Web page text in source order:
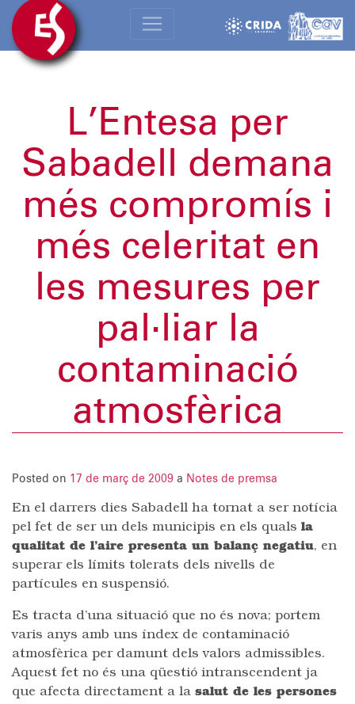
L’Entesa per
Sabadell demana
més compromís i
més celeritat en
les mesures per
pal·liar la
contaminació
atmosfèrica
Posted on 17 de març de 2009 a Notes de premsa
En el darrers dies Sabadell ha tornat a ser notícia
pel fet de ser un dels municipis en els quals la
qualitat de l’aire presenta un balanç negatiu, en
superar els límits tolerats dels nivells de
partícules en suspensió.
Es tracta d’una situació que no és nova; portem
varis anys amb uns índex de contaminació
atmosfèrica per damunt dels valors admissibles.
Aquest fet no és una qüestió intranscendent ja
que afecta directament a la salut de les persones